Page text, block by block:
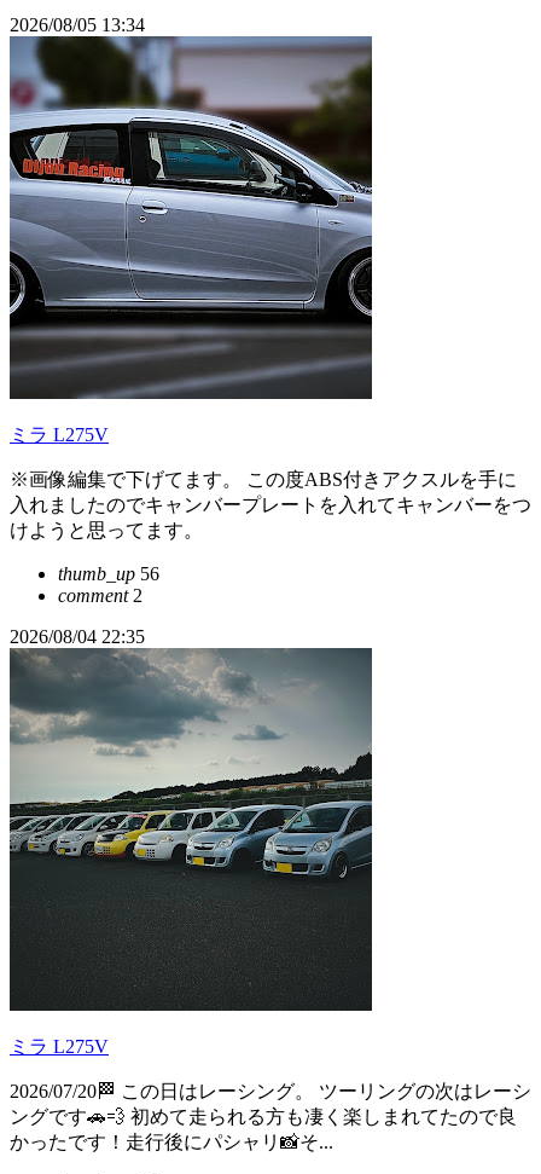
2026/08/05 13:34
ミラ L275V
※画像編集で下げてます。 この度ABS付きアクスルを手に
入れましたのでキャンバープレートを入れてキャンバーをつ
けようと思ってます。
thumb_up 56
comment2
2026/08/04 22:35
ミラ L275V
2026/07/20🏁 この日はレーシング。 ツーリングの次はレーシ
ングです🚗💨 初めて走られる方も凄く楽しまれてたので良
かったです！走行後にパシャリ📸そ...